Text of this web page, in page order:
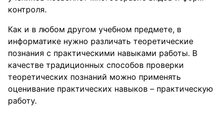
контроля.
Как и в любом другом учебном предмете, в
информатике нужно различать теоретические
познания с практическими навыками работы. В
качестве традиционных способов проверки
теоретических познаний можно применять
оценивание практических навыков – практическую
работу.